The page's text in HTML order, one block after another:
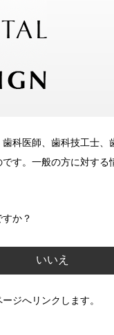
科医師、歯科技工士、
す。一般の方に対する
か？
いいえ
ジへリンクします。
け
士）に